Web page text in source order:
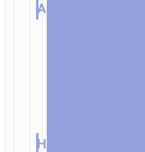
АДАПТЕР
НАБОР